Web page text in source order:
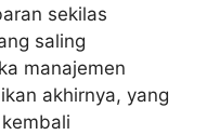
sekilas
saling
manajemen
akhirnya, yang